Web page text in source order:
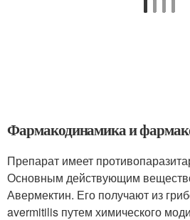
Фармакодинамика и
Препарат имеет
Основным действующим
Авермектин. Его получают из
avermitilis путем химического